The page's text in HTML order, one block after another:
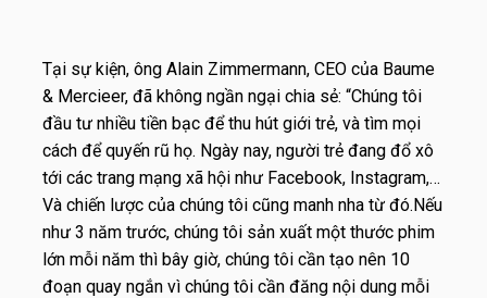
Tại sự kiện, ông Alain Zimmermann, CEO của Baume
& Mercieer, đã không ngần ngại chia sẻ: “Chúng tôi
đầu tư nhiều tiền bạc để thu hút giới trẻ, và tìm mọi
cách để quyến rũ họ. Ngày nay, người trẻ đang đổ xô
tới các trang mạng xã hội như Facebook, Instagram,…
Và chiến lược của chúng tôi cũng manh nha từ đó.Nếu
như 3 năm trước, chúng tôi sản xuất một thước phim
lớn mỗi năm thì bây giờ, chúng tôi cần tạo nên 10
đoạn quay ngắn vì chúng tôi cần đăng nội dung mỗi